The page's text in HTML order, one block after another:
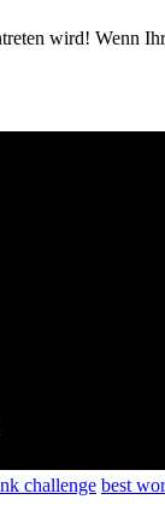
wird! Wenn
challenge best